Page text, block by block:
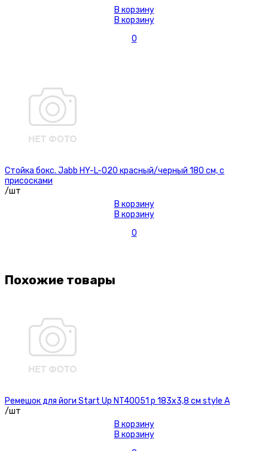
В корзину
В корзину
0
Стойка бокс. Jabb HY-L-020 красный/черный 180 см, с
присосками
/шт
В корзину
В корзину
0
Похожие товары
Ремешок для йоги Start Up NT40051 р 183х3,8 см style А
/шт
В корзину
В корзину